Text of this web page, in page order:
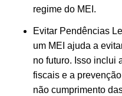
regime do MEI.
Evitar Pendências
um MEI ajuda a
no futuro. Isso inclui
fiscais e a
não cumprimento